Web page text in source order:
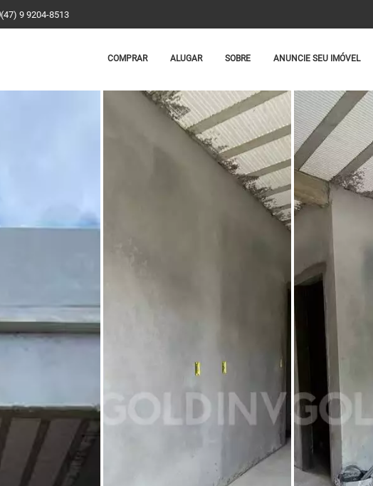
(47) 9 9204-8513
COMPRAR ALUGAR SOBRE ANUNCIE SEU IMÓVEL